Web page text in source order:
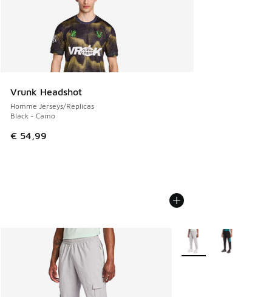
Vrunk Headshot
Homme Jerseys/Replicas
Black - Camo
€ 54,99
Plus de couleurs